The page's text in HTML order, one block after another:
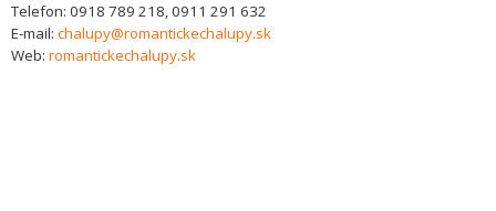
Telefon: 0918 789 218, 0911 291 632
E-mail: chalupy@romantickechalupy.sk
Web: romantickechalupy.sk